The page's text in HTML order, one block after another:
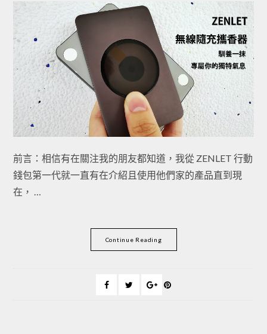
前言：相信有在關注我的朋友都知道，我從 ZENLET 行動
錢包第一代就一直有在介紹且使用他們家的產品直到現
在， …
Continue Reading